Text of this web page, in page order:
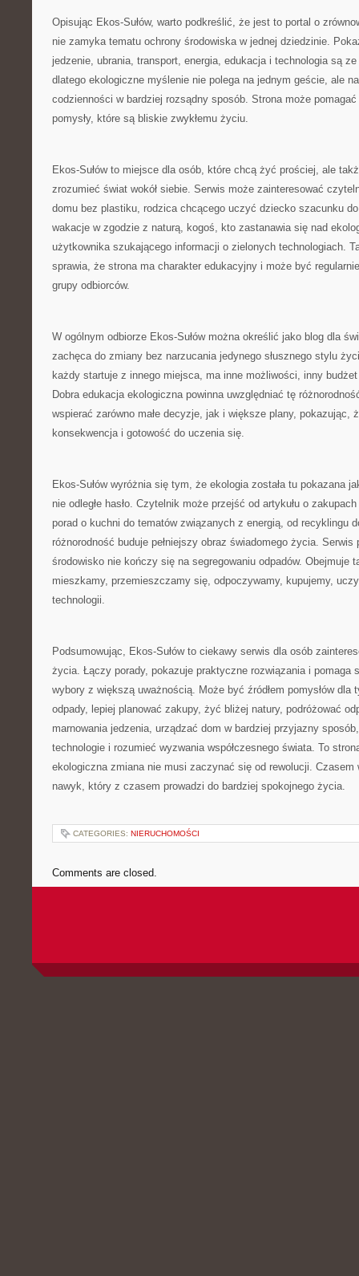
Opisując Ekos-Sułów, warto podkreślić, że jest to portal o
nie zamyka tematu ochrony środowiska w jednej dziedzinie.
jedzenie, ubrania, transport, energia, edukacja i technologia są ze
dlatego ekologiczne myślenie nie polega na jednym geście, ale
codzienności w bardziej rozsądny sposób. Strona może
pomysły, które są bliskie zwykłemu życiu.
Ekos-Sułów to miejsce dla osób, które chcą żyć prościej, ale
zrozumieć świat wokół siebie. Serwis może zainteresować
domu bez plastiku, rodzica chcącego uczyć dziecko szacunku
wakacje w zgodzie z naturą, kogoś, kto zastanawia się nad
użytkownika szukającego informacji o zielonych technologiach.
sprawia, że strona ma charakter edukacyjny i może być
grupy odbiorców.
W ogólnym odbiorze Ekos-Sułów można określić jako blog dla
zachęca do zmiany bez narzucania jedynego słusznego stylu
każdy startuje z innego miejsca, ma inne możliwości, inny
Dobra edukacja ekologiczna powinna uwzględniać tę
wspierać zarówno małe decyzje, jak i większe plany, pokazując,
konsekwencja i gotowość do uczenia się.
Ekos-Sułów wyróżnia się tym, że ekologia została tu pokazana
nie odległe hasło. Czytelnik może przejść od artykułu o
porad o kuchni do tematów związanych z energią, od recyklingu
różnorodność buduje pełniejszy obraz świadomego życia.
środowisko nie kończy się na segregowaniu odpadów. Obejmuje
mieszkamy, przemieszczamy się, odpoczywamy, kupujemy,
technologii.
Podsumowując, Ekos-Sułów to ciekawy serwis dla osób
życia. Łączy porady, pokazuje praktyczne rozwiązania i pomaga
wybory z większą uważnością. Może być źródłem pomysłów
odpady, lepiej planować zakupy, żyć bliżej natury, podróżować
marnowania jedzenia, urządzać dom w bardziej przyjazny
technologie i rozumieć wyzwania współczesnego świata. To
ekologiczna zmiana nie musi zaczynać się od rewolucji. Czasem
nawyk, który z czasem prowadzi do bardziej spokojnego życia.
CATEGORIES: NIERUCHOMOŚCI
Comments are closed.